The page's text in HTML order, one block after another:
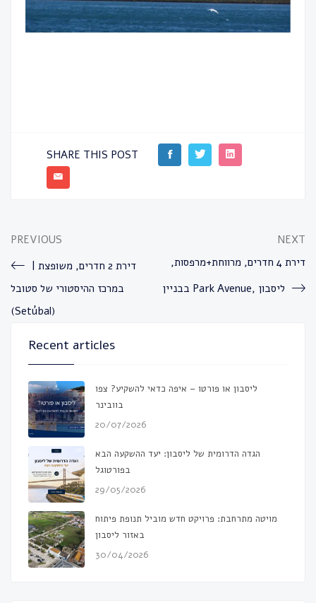
SHARE THIS POST
PREVIOUS
דירת 2 חדרים, משופצת |
במרכז ההיסטורי של סטובל
(Setúbal)
NEXT
דירת 4 חדרים, מרווחת+מרפסות,
בבניין Park Avenue, ליסבון
Recent articles
ליסבון או פורטו – איפה כדאי להשקיע? צפו
בוובינר
20/07/2026
הגדה הדרומית של ליסבון: יעד ההשקעה הבא
בפורטוגל
29/05/2026
מויטה מתרחבת: פרויקט חדש מוביל תנופת פיתוח
באזור ליסבון
30/04/2026